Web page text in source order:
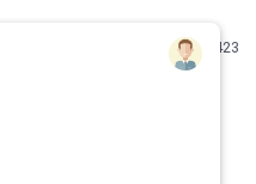
09371742423 (لطفا فقط پیامک داده و یا از طریق واتساپ با ما در ارتباط باشید)